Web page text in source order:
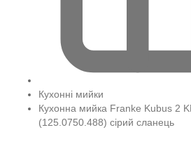
Кухонні мийки
Кухонна мийка Franke Kubus 2
(125.0750.488) сірий сланець